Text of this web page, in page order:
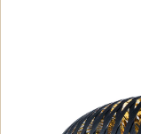
Buscar